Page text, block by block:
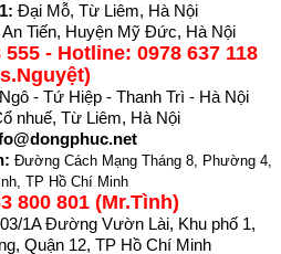
Đại Mỗ, Từ Liêm, Hà Nội
An Tiến, Huyện Mỹ Đức, Hà Nội
555- Hotline: 0978 637 118
- Tứ Hiệp - Thanh Trì - Hà Nội
nhuế, Từ Liêm, Hà Nội
Đường Cách Mạng Tháng 8, Phường 4,
TP Hồ Chí Minh
800 801 (Mr.Tình)
1A Đường Vườn Lài, Khu phố 1,
Quận 12, TP Hồ Chí Minh